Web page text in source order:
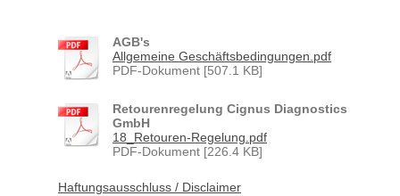
AGB's
Allgemeine Geschäftsbedingungen.pdf
PDF-Dokument [507.1 KB]
Retourenregelung Cignus Diagnostics
GmbH
18_Retouren-Regelung.pdf
PDF-Dokument [226.4 KB]
Haftungsausschluss / Disclaimer